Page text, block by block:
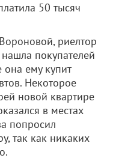
50 тысяч
риелтор
покупателей
она ему купит
Некоторое
новой квартире
в местах
попросил
так как никаких